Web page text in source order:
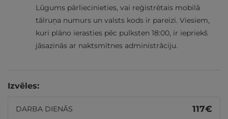
Lūgums pārliecinieties, vai reģistrētais mobilā
tālruņa numurs un valsts kods ir pareizi. Viesiem,
kuri plāno ierasties pēc pulksten 18:00, ir iepriekš
jāsazinās ar naktsmītnes administrāciju.
Izvēles:
DARBA DIENĀS 117€